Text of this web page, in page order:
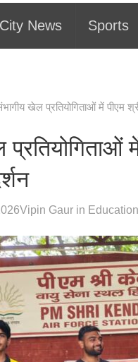
City News Sports
खेल प्रतियोगिताओं में पीएम
Vipin Gaurin Education